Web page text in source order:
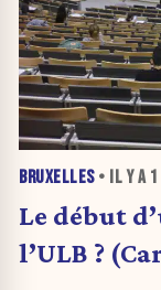
BRUXELLES• IL Y A
Le début
l’ULB ?